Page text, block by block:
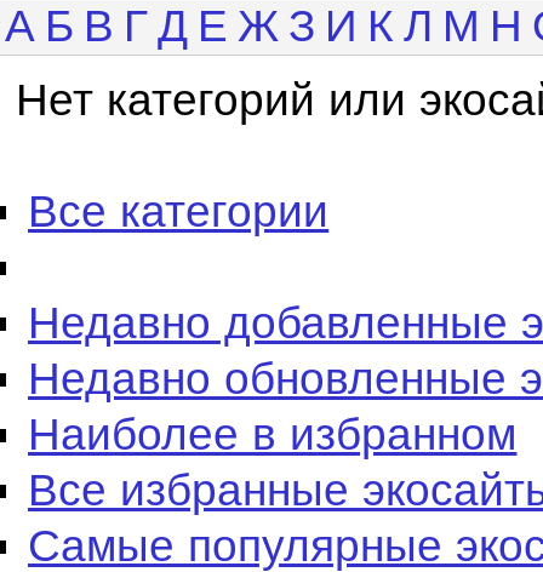
А Б В ГД Е Ж З И К Л М Н
Нет категорий или
Все категории
Недавно добавленные
Недавно обновленные
Наиболее в избранном
Все избранные
Самые популярные